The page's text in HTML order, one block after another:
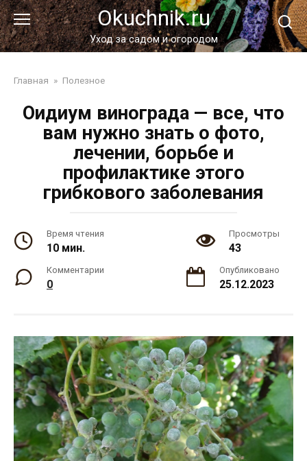
Перейти
к
контенту
Okuchnik.ru
Уход за садом и огородом
Главная » Полезное
Оидиум винограда — все, что
вам нужно знать о фото,
лечении, борьбе и
профилактике этого
грибкового заболевания
Время чтения
10 мин.
Просмотры
43
Комментарии
0
Опубликовано
25.12.2023